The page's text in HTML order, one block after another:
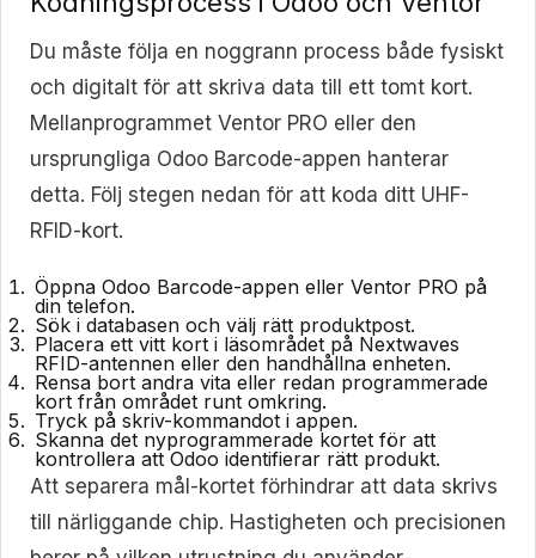
Du måste följa en noggrann process både fysiskt
och digitalt för att skriva data till ett tomt kort.
Mellanprogrammet Ventor PRO eller den
ursprungliga Odoo Barcode-appen hanterar
detta. Följ stegen nedan för att koda ditt UHF-
RFID-kort.
Öppna Odoo Barcode-appen eller Ventor PRO på
din telefon.
Sök i databasen och välj rätt produktpost.
Placera ett vitt kort i läsområdet på Nextwaves
RFID-antennen eller den handhållna enheten.
Rensa bort andra vita eller redan programmerade
kort från området runt omkring.
Tryck på skriv-kommandot i appen.
Skanna det nyprogrammerade kortet för att
kontrollera att Odoo identifierar rätt produkt.
Att separera mål-kortet förhindrar att data skrivs
till närliggande chip. Hastigheten och precisionen